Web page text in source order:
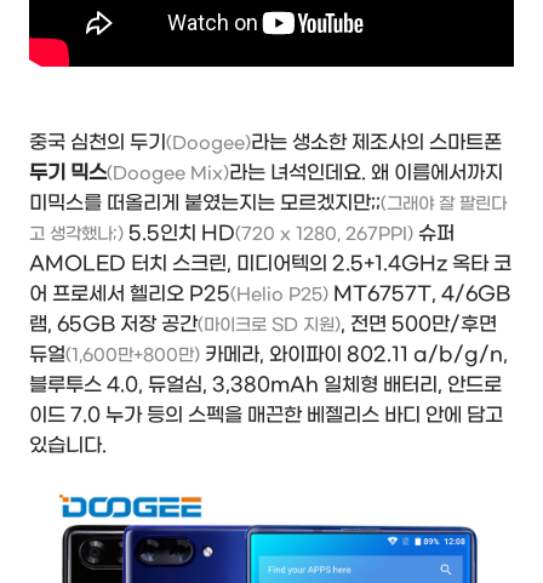
중국 심천의 두기 (Doogee)라는 생소한 제조사의 스마트폰
두기 믹스(Doogee Mix)라는 녀석인데요. 왜 이름에서까지
미믹스를 떠올리게 붙였는지는 모르겠지만;;(그래야 잘 팔린다
고 생각했나;) 5.5인치 HD(720 x 1280, 267PPI) 슈퍼
AMOLED 터치 스크린, 미디어텍의 2.5+1.4GHz 옥타 코
어 프로세서 헬리오 P25(Helio P25) MT6757T, 4/6GB
램, 65GB 저장 공간(마이크로 SD 지원), 전면 500만/후면
듀얼(1,600만+800만) 카메라, 와이파이 802.11 a/b/g/n,
블루투스 4.0, 듀얼심, 3,380mAh 일체형 배터리, 안드로
이드 7.0 누가 등의 스펙을 매끈한 베젤리스 바디 안에 담고
있습니다.